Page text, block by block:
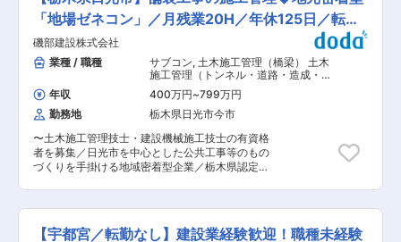
変動に比較的強い安定性と、脱炭素・デジタル化
による成長機会を併せ持つ点が魅力です 変更の範
囲：会社の定める業務
環境です。 ◎幅広い年代が活躍中で、未経験スタ
ートのスタッフも多数在籍しています。 ■当社の
特徴： 人材こそ、企業の最大の資産という考えの
もと、教育研修には特に力を入れています。 内外
の講師による定期的な研修の実施やサービスを肌
で感じることで得たものを業務に反映させること
を目的に、サービス向上のため海外研修も行って
おります。また、メンター制度により、新人に対
して先輩社員がきめ細かくフォローする体制も整
えています。 ・グループとして社員を徹底的に大
切しており、社員の慰労のためのパーティーや、
グループ社員のコミュニケーションを深める大運
就業環境として独身寮も完備、基本的に転勤もな
く、残業も少なく充実のワークライフバランスを
定める業務
体的な業務 例＞ ・生産プロセスの開発および自
働化 ・実験・検証業務／設備仕様の策定 ・設備
設計および製作発注／試運転・立ち上げ対応 ・新
製品サンプルの試作 ・関係部門との技術的交渉・
調整 設備・生産プロセスの専門組織として、もの
づくりの深化・進化を追求しています。多様な製
品・設備に関わることで、技術者としての成長機
会が豊富であり、事業貢献・社会貢献を実感でき
るやりがいのある職場です。 ■組織構成・働く環
境 ・課長1名、事幹2名、主務3名 ・年代構成：
20代3名、30代2名、50代1名 ・月平均残業時
間：20時間程度 ・海外出張あり（台湾・アメリ
カ）※現地では日本語でのコミュニケーションが
いただき、様々な設備開発テーマがあるので、ご
「地場ゼネコン」／月残業20H／年休125日／転勤
なし
磯部建設株式会社
業種 / 職種
サブコン, 土木施工管理（橋梁） 土木
施工管理（トンネル・道路・造成・ダ
ム・河川・港湾・造園など）
年収 400万円~799万円
勤務地
栃木県日光市今市
〜土木施工管理技士・建設機械施工技士の有資格
者を募集／日光市を中心とした公共工事等のもの
づくりを手掛ける地域密着型企業／栃木県認定
て、舗装工事施工管理者を増員募集します。 ■業
務内容： 道路（橋・トンネルを含む）・河川・港
湾・海岸・鉄道・上下水道・空港・都市計画・水
【宇都宮／転勤なし】建設業経験歓迎！職種未経験